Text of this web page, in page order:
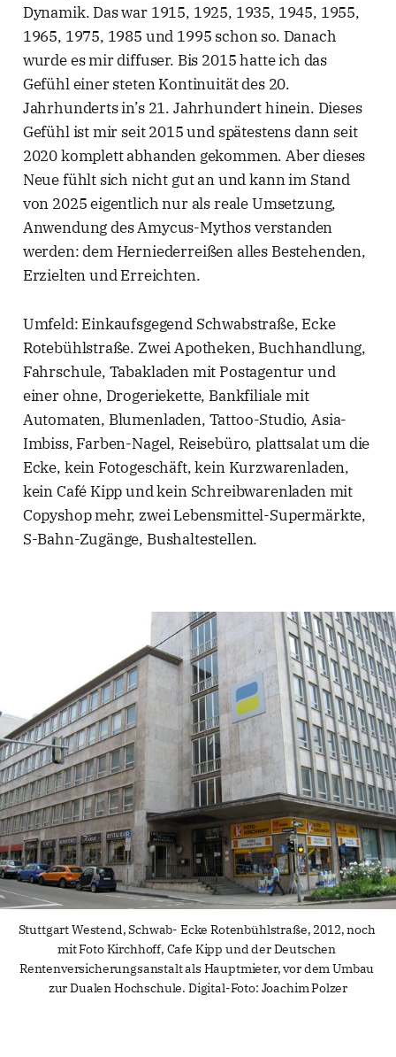
Dynamik. Das war 1915, 1925, 1935, 1945, 1955,
1965, 1975, 1985 und 1995 schon so. Danach
wurde es mir diffuser. Bis 2015 hatte ich das
Gefühl einer steten Kontinuität des 20.
Jahrhunderts in’s 21. Jahrhundert hinein. Dieses
Gefühl ist mir seit 2015 und spätestens dann seit
2020 komplett abhanden gekommen. Aber dieses
Neue fühlt sich nicht gut an und kann im Stand
von 2025 eigentlich nur als reale Umsetzung,
Anwendung des Amycus-Mythos verstanden
werden: dem Herniederreißen alles Bestehenden,
Erzielten und Erreichten.
Umfeld: Einkaufsgegend Schwabstraße, Ecke
Rotebühlstraße. Zwei Apotheken, Buchhandlung,
Fahrschule, Tabakladen mit Postagentur und
einer ohne, Drogeriekette, Bankfiliale mit
Automaten, Blumenladen, Tattoo-Studio, Asia-
Imbiss, Farben-Nagel, Reisebüro, plattsalat um die
Ecke, kein Fotogeschäft, kein Kurzwarenladen,
kein Café Kipp und kein Schreibwarenladen mit
Copyshop mehr, zwei Lebensmittel-Supermärkte,
S-Bahn-Zugänge, Bushaltestellen.
Stuttgart Westend, Schwab- Ecke Rotenbühlstraße, 2012, noch
mit Foto Kirchhoff, Cafe Kipp und der Deutschen
Rentenversicherungsanstalt als Hauptmieter, vor dem Umbau
zur Dualen Hochschule. Digital-Foto: Joachim Polzer